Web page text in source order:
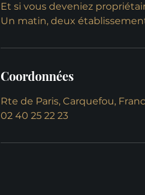
Et si vous deveniez
Un matin, deux
Coordonnées
Rte de Paris, Carquefou,
02 40 25 22 23